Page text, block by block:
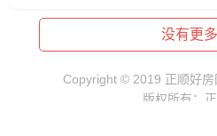
没有更
Copyright © 2019 正顺好
版权所有：